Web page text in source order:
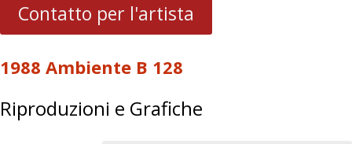
Contatto per l'artista
1988 Ambiente B 128
Riproduzioni e Grafiche